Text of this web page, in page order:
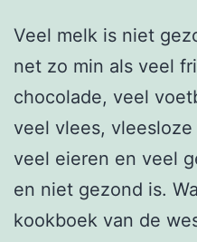
Veel melk is niet
net zo min als veel
chocolade, veel
veel vlees,
veel eieren en veel
en niet gezond is.
kookboek van de